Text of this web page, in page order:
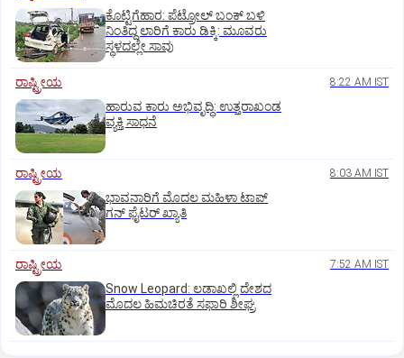
ಕೊಟ್ಟಿಗೆಹಾರ: ಪೆಟ್ರೋಲ್ ಬಂಕ್ ಬಳಿ
ನಿಂತಿದ್ದ ಲಾರಿಗೆ ಕಾರು ಡಿಕ್ಕಿ: ಮೂವರು
ಸ್ಥಳದಲ್ಲೇ ಸಾವು
ರಾಷ್ಟ್ರೀಯ 8:22 AM IST
ಹಾರುವ ಕಾರು ಅಭಿವೃದ್ಧಿ: ಉತ್ತರಾಖಂಡ
ವ್ಯಕ್ತಿ ಸಾಧನೆ
ರಾಷ್ಟ್ರೀಯ 8:03 AM IST
ಭಾವನಾರಿಗೆ ಮೊದಲ ಮಹಿಳಾ ಟಾಪ್‌
ಗನ್‌ ಫೈಟರ್‌ ಖ್ಯಾತಿ
ರಾಷ್ಟ್ರೀಯ 7:52 AM IST
Snow Leopard: ಲಡಾಖಲ್ಲಿ ದೇಶದ
ಮೊದಲ ಹಿಮಚಿರತೆ ಸಫಾರಿ ಶೀಘ್ರ